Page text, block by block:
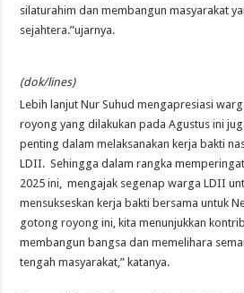
silaturahim dan membangun masyarakat
sejahtera.”ujarnya.
(dok/lines)
Lebih lanjut Nur Suhud mengapresiasi
royong yang dilakukan pada Agustus ini
penting dalam melaksanakan kerja bakti
LDII. Sehingga dalam rangka
2025 ini, mengajak segenap warga LDII
mensukseskan kerja bakti bersama untuk
gotong royong ini, kita menunjukkan
membangun bangsa dan memelihara
tengah masyarakat,” katanya.